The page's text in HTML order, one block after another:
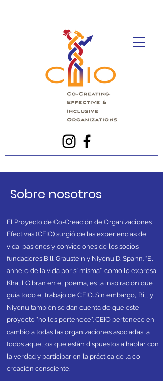
Sobre nosotros
El Proyecto de Co-Creación de Organizaciones
Efectivas (CEIO) surgió de las experiencias de
vida, pasiones y convicciones de los socios
fundadores Bill Graustein y Niyonu D. Spann. “El
anhelo de la vida por sí misma”, como lo expresa
Khalil Gibran en el poema, es la inspiración que
guía todo el trabajo de CEIO. Sin embargo, Bill y
Niyonu también se dan cuenta de que este
proyecto "no les pertenece". CEIO pertenece en
cambio a todas las organizaciones asociadas, a
todos aquellos que están dispuestos a hablar con
la verdad y participar en la práctica de la co-
creación consciente.